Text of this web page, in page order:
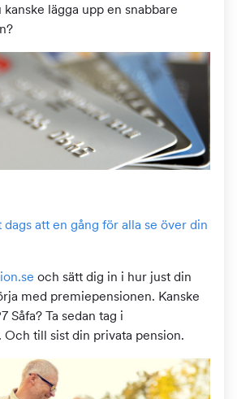
kanske lägga upp en snabbare
dags att en gång för alla se över din
och sätt dig in i hur just din
med premiepensionen. Kanske
Såfa? Ta sedan tag i
Och till sist din privata pension.